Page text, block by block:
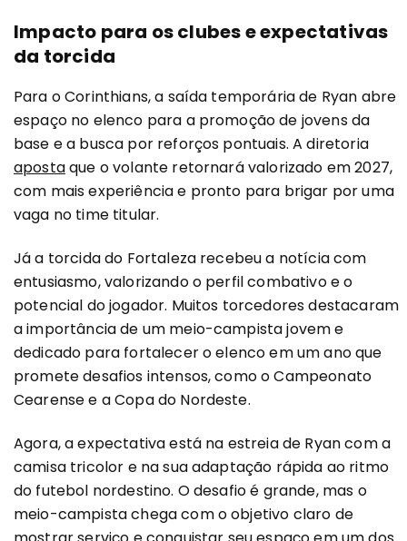
Impacto para os clubes e expectativas
da torcida
Para o Corinthians, a saída temporária de Ryan abre
espaço no elenco para a promoção de jovens da
base e a busca por reforços pontuais. A diretoria
apostaque o volante retornará valorizado em 2027,
com mais experiência e pronto para brigar por uma
vaga no time titular.
Já a torcida do Fortaleza recebeu a notícia com
entusiasmo, valorizando o perfil combativo e o
potencial do jogador. Muitos torcedores destacaram
a importância de um meio-campista jovem e
dedicado para fortalecer o elenco em um ano que
promete desafios intensos, como o Campeonato
Cearense e a Copa do Nordeste.
Agora, a expectativa está na estreia de Ryan com a
camisa tricolor e na sua adaptação rápida ao ritmo
do futebol nordestino. O desafio é grande, mas o
meio-campista chega com o objetivo claro de